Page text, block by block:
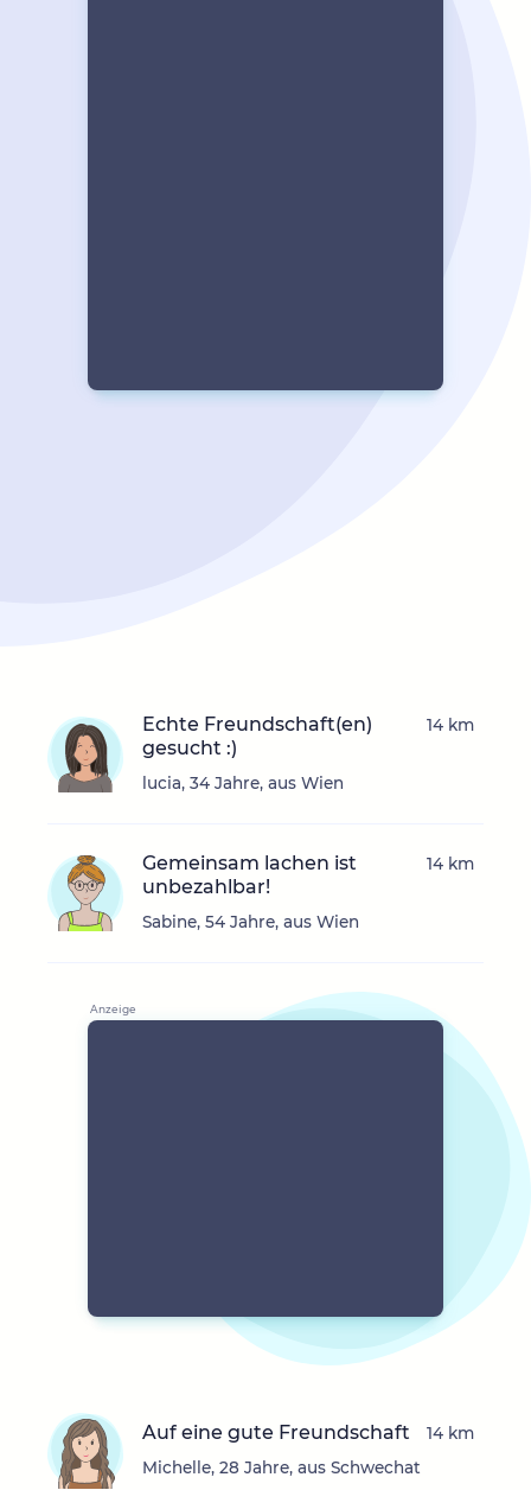
Echte Freundschaft(en)
gesucht :)
lucia, 34 Jahre, aus Wien
14 km
Gemeinsam lachen ist
unbezahlbar!
Sabine, 54 Jahre, aus Wien
14 km
Auf eine gute Freundschaft
Michelle, 28 Jahre, aus Schwechat
14 km